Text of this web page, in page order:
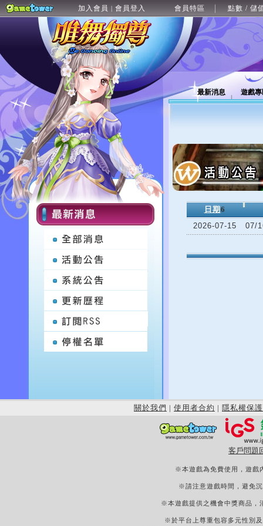
加入會員 | 會員登入 會員特區 點數 / 儲
最新消息 遊戲
日期 6
2026-07-15
07/
關於我們 | 使用者合約 | 隱私權保護
客戶問題
※本遊戲為免費使用，遊戲
※請注意遊戲時間，避免
※本遊戲提供之機會中獎商品，
※於平台上尊重包容多元性別